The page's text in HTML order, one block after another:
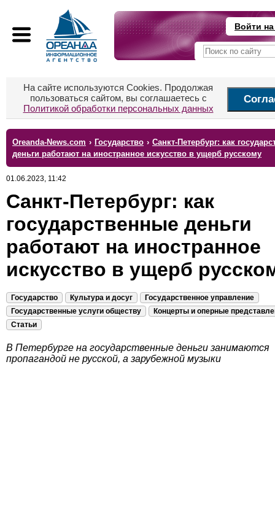
Войти
На сайте используются Cookies. Продолжая
пользоваться сайтом, вы соглашаетесь с
Политикой обработки персональных данных
Oreanda-News.com › Государство › Санкт-Петербург: как
деньги работают на иностранное искусство в ущерб русскому
01.06.2023, 11:42
Санкт-Петербург: как
государственные деньги
работают на иностранное
искусство в ущерб
Государство Культура и досуг
Государственное управление
Государственные услуги обществу
Концерты и оперные
Статьи
В Петербурге на государственные деньги занимаются
пропагандой не русской, а зарубежной музыки